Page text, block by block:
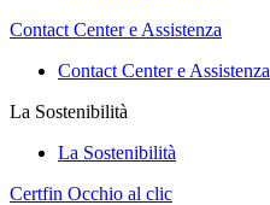
Contact Center e Assistenza
Contact Center e Assistenza
La Sostenibilità
La Sostenibilità
Certfin Occhio al clic